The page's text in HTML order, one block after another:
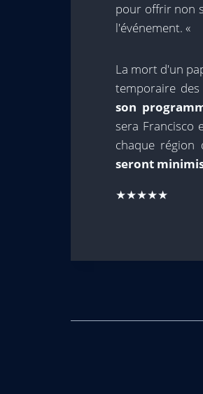
pour offrir non
l'événement. «
La mort d'un
temporaire des
son
sera Francisco
chaque région
seront
★★★★★